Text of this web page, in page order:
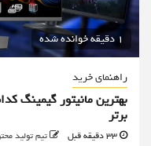
1 دقیقه خوانده شده
راهنمای خرید
برتر
تیم تولید